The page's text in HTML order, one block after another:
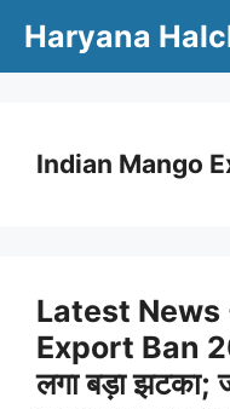
content
Haryana
Indian Mango
Latest
Export Ban
लगा बड़ा झटका;